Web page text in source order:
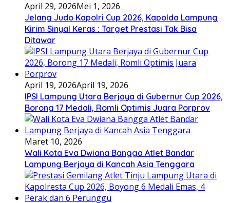
April 29, 2026Mei 1, 2026
Jelang Judo Kapolri Cup 2026, Kapolda Lampung
Kirim Sinyal Keras : Target Prestasi Tak Bisa
Ditawar
April 19, 2026April 19, 2026
IPSI Lampung Utara Berjaya di Gubernur Cup 2026,
Borong 17 Medali, Romli Optimis Juara Porprov
Maret 10, 2026
Wali Kota Eva Dwiana Bangga Atlet Bandar
Lampung Berjaya di Kancah Asia Tenggara